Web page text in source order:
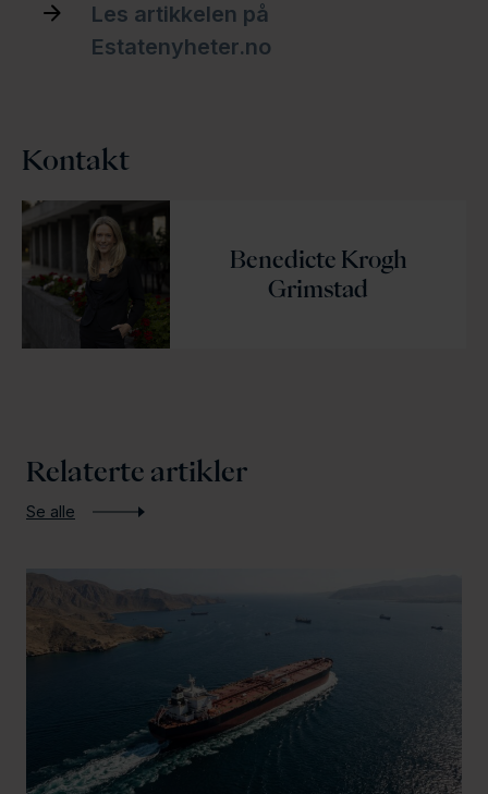
Les artikkelen på
Estatenyheter.no
Kontakt
Benedicte Krogh
Grimstad
Relaterte artikler
Se alle